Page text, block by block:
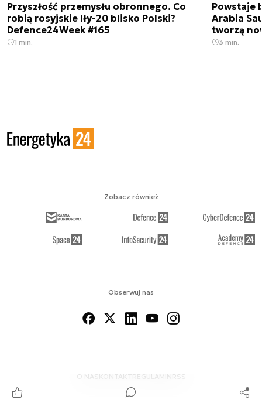
Przyszłość przemysłu obronnego. Co
robią rosyjskie Iły-20 blisko Polski?
Defence24Week #165
1 min.
Powstaje
Arabia
tworzą
3 min.
Obserwuj nas
O NAS KONTAKTREGULAMINRSS
Zobacz również